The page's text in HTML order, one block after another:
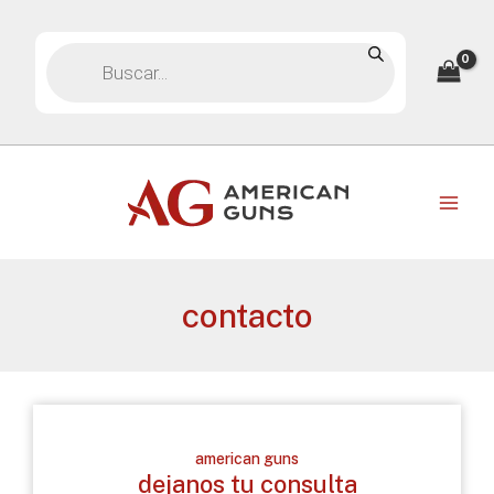
productos
contacto
american guns
dejanos tu consulta